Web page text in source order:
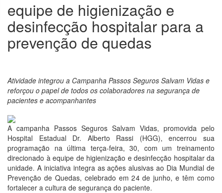
equipe de higienização e
desinfecção hospitalar para a
prevenção de quedas
Atividade integrou a Campanha Passos Seguros Salvam Vidas e
reforçou o papel de todos os colaboradores na segurança de
pacientes e acompanhantes
A campanha Passos Seguros Salvam Vidas, promovida pelo
Hospital Estadual Dr. Alberto Rassi (HGG), encerrou sua
programação na última terça-feira, 30, com um treinamento
direcionado à equipe de higienização e desinfecção hospitalar da
unidade. A iniciativa integra as ações alusivas ao Dia Mundial de
Prevenção de Quedas, celebrado em 24 de junho, e têm como
fortalecer a cultura de segurança do paciente.